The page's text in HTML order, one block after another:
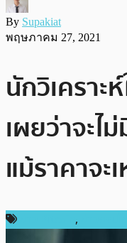
By Supakiat
พฤษภาคม 27, 2021
นักวิเคราะ
เผยว่าจะไ
แม้ราคาจะ
,